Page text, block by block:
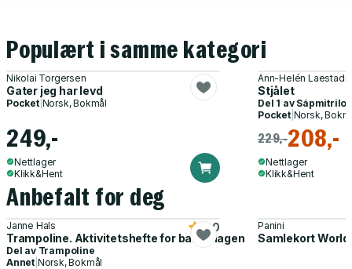
Populært i samme kategori
Nikolai Torgersen
Gater jeg har levd
Pocket| Norsk, Bokmål
249,-
Nettlager
Klikk&Hent
Ann-Helén
Stjålet
Del 1 av
Pocket| Norsk,
229,-208,-
Nettlager
Klikk&Hent
Anbefalt for deg
Janne Hals
Trampoline. Aktivitetshefte for barnehagen
5.0
Del av Trampoline
Annet Norsk, Bokmål
Panini
Samlekort